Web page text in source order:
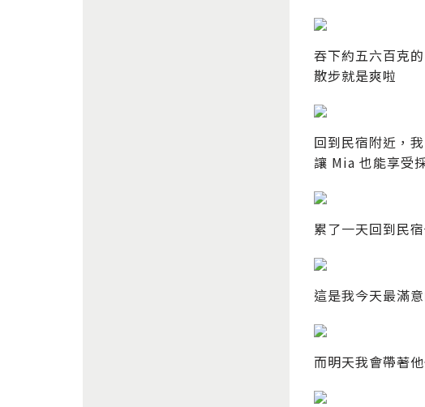
吞下約五六百克
散步就是爽啦
回到民宿附近，
讓 Mia 也能享受
累了一天回到民
這是我今天最滿
而明天我會帶著